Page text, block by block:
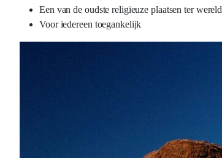
Een van de oudste religieuze plaatsen ter wereld
Voor iedereen toegankelijk